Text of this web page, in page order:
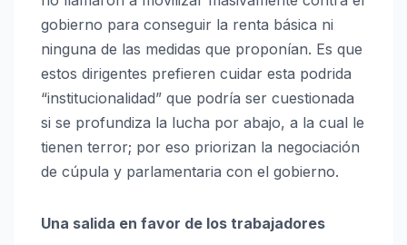
gobierno para conseguir la renta básica ni
ninguna de las medidas que proponían. Es que
estos dirigentes prefieren cuidar esta podrida
“institucionalidad” que podría ser cuestionada
si se profundiza la lucha por abajo, a la cual le
tienen terror; por eso priorizan la negociación
de cúpula y parlamentaria con el gobierno.
Una salida en favor de los trabajadores